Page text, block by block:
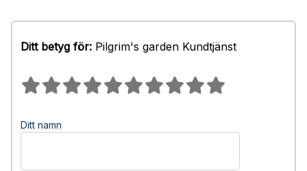
Ditt betyg för: Pilgrim's garden Kundtjänst
Ditt namn